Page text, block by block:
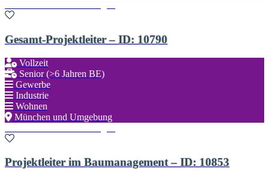
Gesamt-Projektleiter – ID: 10790
Vollzeit
Senior (>6 Jahren BE)
Gewerbe
Industrie
Wohnen
München und Umgebung
Projektleiter im Baumanagement – ID: 10853